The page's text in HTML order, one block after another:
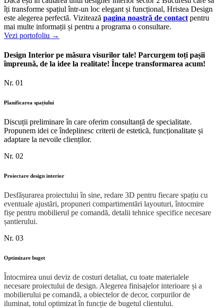
îți transforme spațiul într-un loc elegant și funcțional, Hristea Design
este alegerea perfectă. Vizitează pagina noastră de contact pentru
mai multe informații și pentru a programa o consultare.
Vezi portofoliu →
Design Interior pe măsura visurilor tale! Parcurgem toți pașii
împreună, de la idee la realitate! Începe transformarea acum!
Nr. 01
Planificarea spațiului
Discuții preliminare în care oferim consultanță de specialitate.
Propunem idei ce îndeplinesc criterii de estetică, funcționalitate și
adaptare la nevoile clienților.
Nr. 02
Proiectare design interior
Desfășurarea proiectului în sine, redare 3D pentru fiecare spațiu cu
eventuale ajustări, propuneri compartimentări layouturi, întocmire
fișe pentru mobilierul pe comandă, detalii tehnice specifice necesare
șantierului.
Nr. 03
Optimizare buget
Întocmirea unui deviz de costuri detaliat, cu toate materialele
necesare proiectului de design. Alegerea finisajelor interioare și a
mobilierului pe comandă, a obiectelor de decor, corpurilor de
iluminat, totul optimizat în funcție de bugetul clientului.